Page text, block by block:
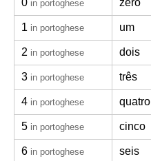
0 in portoghese zero
1 in portoghese um
2 in portoghese dois
3 in portoghese três
4 in portoghese quatro
5 in portoghese cinco
6 in portoghese seis